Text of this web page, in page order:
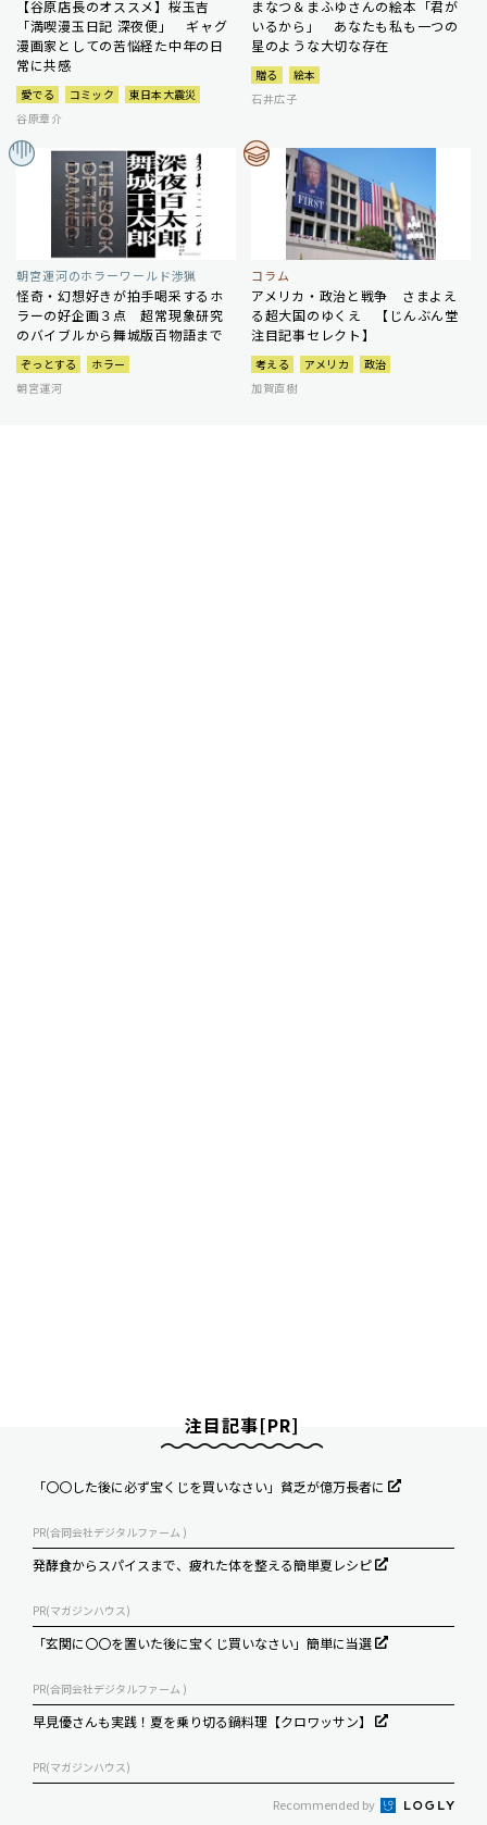
【谷原店長のオススメ】桜玉吉
「満喫漫玉日記 深夜便」 ギャグ
漫画家としての苦悩経た中年の日
常に共感
愛でる コミック
東日本大震災
谷原章介
まなつ＆まふゆさんの絵本「君が
いるから」 あなたも私も一つの
星のような大切な存在
贈る
絵本
石井広子
朝宮運河のホラーワールド渉猟
怪奇・幻想好きが拍手喝采するホ
ラーの好企画３点 超常現象研究
のバイブルから舞城版百物語まで
ぞっとする
ホラー
朝宮運河
コラム
アメリカ・政治と戦争 さまよえ
る超大国のゆくえ 【じんぶん堂
注目記事セレクト】
考える アメリカ
政治
加賀直樹
注目記事[PR]
「〇〇した後に必ず宝くじを買いなさい」貧乏が億万長者に
PR(合同会社デジタルファーム )
発酵食からスパイスまで、疲れた体を整える簡単夏レシピ
PR(マガジンハウス)
「玄関に〇〇を置いた後に宝くじ買いなさい」簡単に当選
PR(合同会社デジタルファーム )
早見優さんも実践！夏を乗り切る鍋料理【クロワッサン】
PR(マガジンハウス)
Recommended by